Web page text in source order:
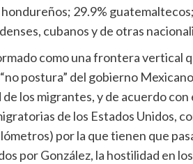
29.9%
cubanos y de otras
como una frontera vertical
postura” del gobierno
los migrantes, y de acuerdo
de los Estados Unidos,
por la que tienen que
por González, la hostilidad en